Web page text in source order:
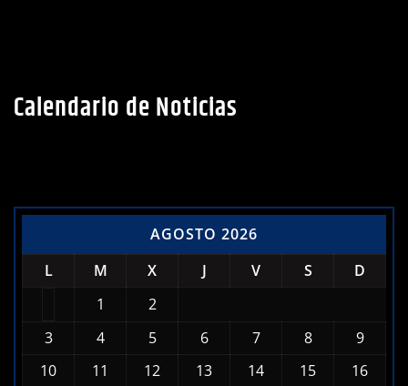
Calendario de Noticias
AGOSTO 2026
L
M X J V S
D
1
2
3
4 5 6 7 8
9
10
11 12 13 14 15
16